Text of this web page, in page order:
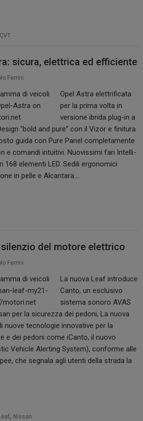
CVT
sicura, elettrica ed efficiente
Ferrini
Opel Astra elettrificata
per la prima volta in
versione ibrida plug-in a
“bold and pure” con il Vizor e finitura
guida con Pure Panel completamente
e comandi intuitivi. Nuovissimi fari Intelli-
168 elementi LED. Sedili ergonomici
in pelle e Alcantara.…
del motore elettrico
Ferrini
La nuova Leaf introduce
Canto, un esclusivo
sistema sonoro AVAS
per la sicurezza dei pedoni, La nuova
nuove tecnologie innovative per la
e dei pedoni come iCanto, il nuovo
Vehicle Alerting System), conforme alle
che segnala agli utenti della strada la
, Nissan